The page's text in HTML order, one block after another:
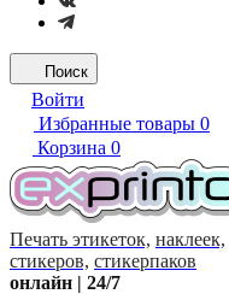
Поиск
Войти
Избранные товары 0
Корзина 0
Печать этикеток, наклеек,
стикеров, стикерпаков
онлайн | 24/7